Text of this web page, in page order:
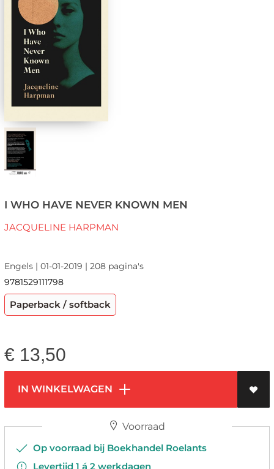
I WHO HAVE NEVER KNOWN MEN
JACQUELINE HARPMAN
Engels | 01-01-2019 | 208 pagina's
9781529111798
Paperback / softback
€ 13,50
IN WINKELWAGEN
Voorraad
Op voorraad bij Boekhandel Roelants
Levertijd 1 á 2 werkdagen